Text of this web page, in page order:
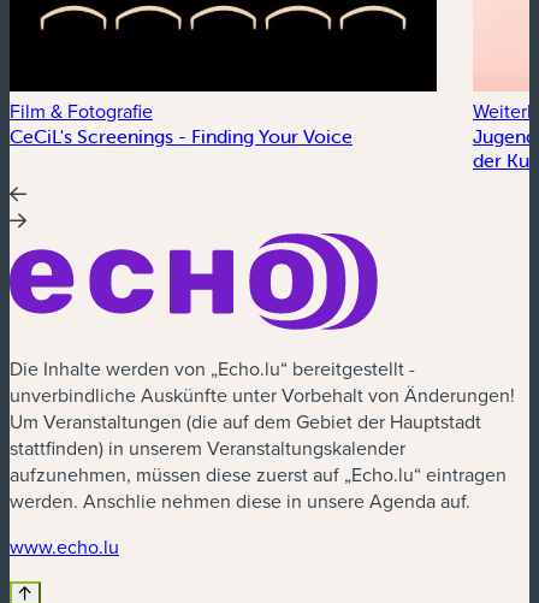
Film & Fotografie
CeCiL's Screenings - Finding Your Voice
der
Die Inhalte werden von „Echo.lu“ bereitgestellt -
unverbindliche Auskünfte unter Vorbehalt von Änderungen!
Um Veranstaltungen (die auf dem Gebiet der Hauptstadt
stattfinden) in unserem Veranstaltungskalender
aufzunehmen, müssen diese zuerst auf „Echo.lu“ eintragen
werden. Anschlie nehmen diese in unsere Agenda auf.
www.echo.lu